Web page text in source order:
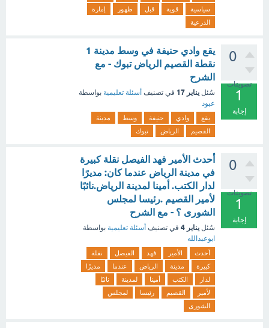
سياسية
قوية قبل ظهور
إمارة
الدرعية
0
تصويتات
1
إجابة
يقع وادي حنيفة في وسط مدينة 1
نقطة القصيم الرياض تبوك - مع
الشرح
سُئل يناير 17 في تصنيف أسئلة تعليمية بواسطة
عبود
يقع وادي حنيفة وسط
مدينة
القصيم
الرياض تبوك
0
تصويتات
1
إجابة
أحدث الأمير فهد الفيصل نقلة كبيرة
في مدينة الرياض عندما كان: مديرًا
لدار الكتب. أمينا لمدينة الرياض.نائبًا
لأمير القصيم .رئيسا لمجلس
الشورى ؟ - مع الشرح
سُئل يناير 4 في تصنيف أسئلة تعليمية بواسطة
ابوعبدالله
أحدث الأمير فهد الفيصل
نقلة
كبيرة
مدينة الرياض عندما
مديرًا
لدار
الكتب أمينا لمدينة
نائبًا
لأمير
القصيم رئيسا
لمجلس
الشورى